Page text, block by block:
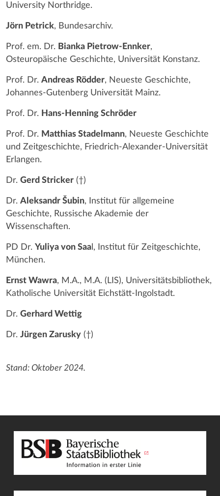
University Northridge.
Jörn Petrick, Bundesarchiv.
Prof. em. Dr. Bianka Pietrow-Ennker,
Osteuropäische Geschichte, Universität Konstanz.
Prof. Dr. Andreas Rödder, Neueste Geschichte,
Johannes-Gutenberg Universität Mainz.
Prof. Dr. Hans-Henning Schröder
Prof. Dr. Matthias Stadelmann, Neueste Geschichte
und Zeitgeschichte, Friedrich-Alexander-Universität
Erlangen.
Dr. Gerd Stricker (†)
Dr. Aleksandr Šubin, Institut für allgemeine
Geschichte, Russische Akademie der
Wissenschaften.
PD Dr. Yuliya von Saa l, Institut für Zeitgeschichte,
München.
Ernst Wawra, M.A., M.A. (LIS), Universitätsbibliothek,
Katholische Universität Eichstätt-Ingolstadt.
Dr. Gerhard Wettig
Dr. Jürgen Zarusky (†)
Stand: Oktober 2024.